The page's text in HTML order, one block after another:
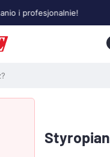
profesjonalnie!
Styropian